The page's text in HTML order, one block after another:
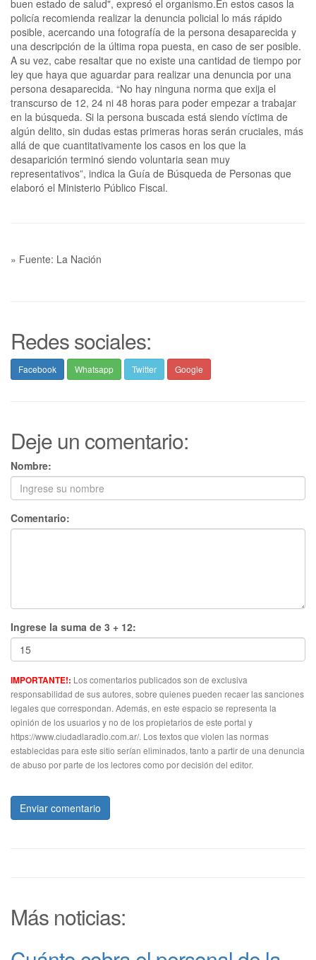
buen estado de salud", expresó el organismo.En estos casos la
policía recomienda realizar la denuncia policial lo más rápido
posible, acercando una fotografía de la persona desaparecida y
una descripción de la última ropa puesta, en caso de ser posible.
A su vez, cabe resaltar que no existe una cantidad de tiempo por
ley que haya que aguardar para realizar una denuncia por una
persona desaparecida. “No hay ninguna norma que exija el
transcurso de 12, 24 ni 48 horas para poder empezar a trabajar
en la búsqueda. Si la persona buscada está siendo víctima de
algún delito, sin dudas estas primeras horas serán cruciales, más
allá de que cuantitativamente los casos en los que la
desaparición terminó siendo voluntaria sean muy
representativos”, indica la Guía de Búsqueda de Personas que
elaboró el Ministerio Público Fiscal.
» Fuente: La Nación
Redes sociales:
Facebook Whatsapp Twitter Google
Deje un comentario:
Nombre:
Comentario:
Ingrese la suma de 3 + 12:
IMPORTANTE!: Los comentarios publicados son de exclusiva
responsabilidad de sus autores, sobre quienes pueden recaer las sanciones
legales que correspondan. Además, en este espacio se representa la
opinión de los usuarios y no de los propietarios de este portal y
https://www.ciudadlaradio.com.ar/. Los textos que violen las normas
establecidas para este sitio serían eliminados, tanto a partir de una denuncia
de abuso por parte de los lectores como por decisión del editor.
Enviar comentario
Más noticias: